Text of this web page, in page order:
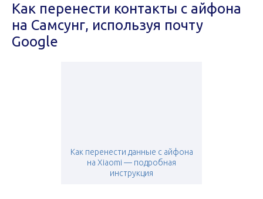
Как перенести контакты с айфона
на Самсунг, используя почту
Google
Как перенести данные с айфона
на Xiaomi — подробная
инструкция